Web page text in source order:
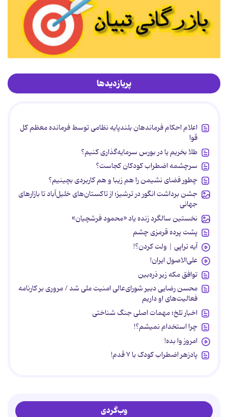
پربازدیدها
اعلام احکام فرماندهان بلندپایه نظامی توسط فرمانده معظم کل
قوا
طلا بخریم یا در بورس سرمایه‌گذاری کنیم؟
سرچشمه اضطراب کودکان کجاست؟
چطور فضای نشیمن را هم زیبا و هم کاربردی بچینیم؟
جشن برداشت انگور در ترشیز؛ از تاکستان‌های خلیل‌آباد تا بازارهای
جهانی
نخستین سالگرد زنده یاد «محمود فرشچیان»
پشت پرده قرمزی چشم
آیه تراپی | ولت کردن؟!
علی‌الاصول ایران!
توافق مکه زیر ذره‌بین
محسن رضایی دبیر شورای‌عالی امنیت ملی شد / مروری بر کارنامه
فعالیت‌های او داریم
اخبار تلخ؛ مهمات اصلی جنگ شناختی
چرا استخدام نمیشم؟!
امروز وا بده!
پادزهر اضطراب کودک با ۷ قدم!
وب‌گردی